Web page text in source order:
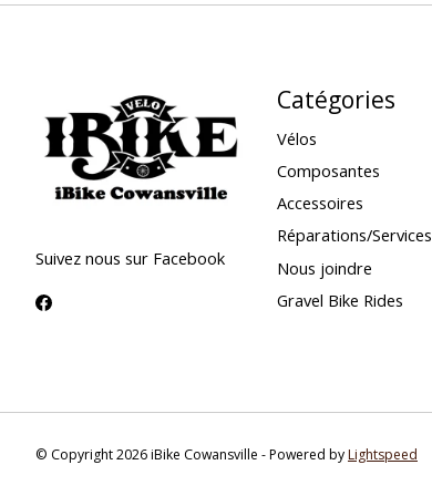
Suivez nous sur Facebook
Catégories
Vélos
Composantes
Accessoires
Réparations/Services
Nous joindre
Gravel Bike Rides
© Copyright 2026 iBike Cowansville - Powered byLightspeed